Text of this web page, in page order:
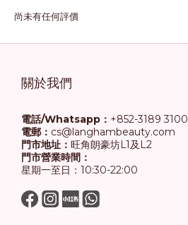
尚未有任何評價
關於我們
電話/Whatsapp： +852-3189 3100
電郵： cs@langhambeauty.com
門市地址： 旺角朗豪坊L1及L2
門市營業時間：
星期一至日：10:30-22:00